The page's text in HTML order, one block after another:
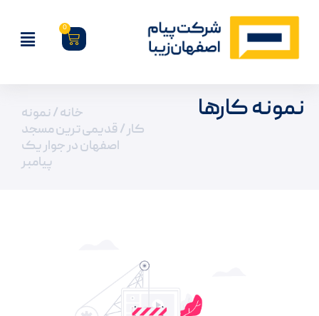
0
نمونه کارها خانه/ نمونه
کار/ قدیمی ترین مسجد
اصفهان در جوار یک
پیامبر